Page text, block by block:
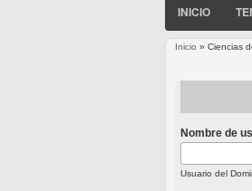
INICIO
Inicio » Ciencias
Nombre de
Usuario del